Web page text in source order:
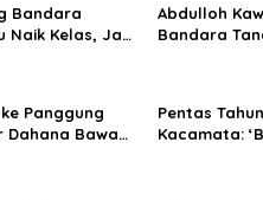
Bandara
Naik Kelas, Jadi
Abdulloh
Bandara
Panggung
Dahana Bawa
Pentas
Kacamata: